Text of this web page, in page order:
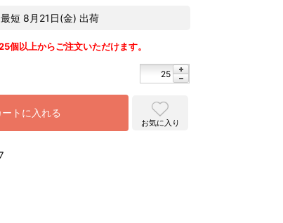
最短 8月21日(金) 出荷
個以上からご注文いただけます。
ートに入れる
お気に入り